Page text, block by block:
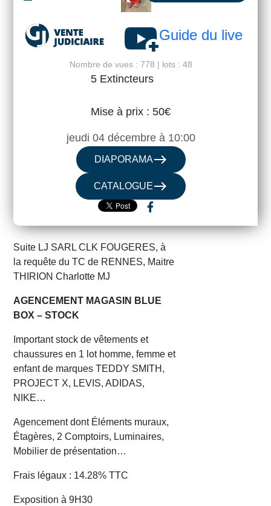
youtube_activityGuide du live
Nombre de vues : 778 | lots : 48
5 Extincteurs
Mise à prix : 50€
jeudi 04 décembre à 10:00
DIAPORAMAeast
CATALOGUEeast
Suite LJ SARL CLK FOUGERES, à
la requête du TC de RENNES, Maitre
THIRION Charlotte MJ
AGENCEMENT MAGASIN BLUE
BOX – STOCK
Important stock de vêtements et
chaussures en 1 lot homme, femme et
enfant de marques TEDDY SMITH,
PROJECT X, LEVIS, ADIDAS,
NIKE…
Agencement dont Éléments muraux,
Étagères, 2 Comptoirs, Luminaires,
Mobilier de présentation…
Frais légaux : 14.28% TTC
Exposition à 9H30